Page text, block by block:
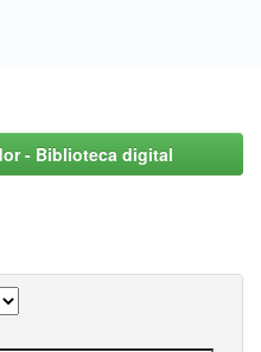
- Biblioteca digital